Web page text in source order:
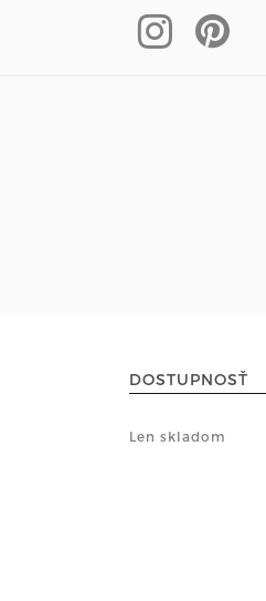
DOSTUPNOSŤ
Len skladom